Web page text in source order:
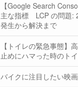
【Google Search
主な指標 LCP の問題:
発生から解決まで
【トイレの緊急事態】
止めにハマった時のト
バイクに注目したい映